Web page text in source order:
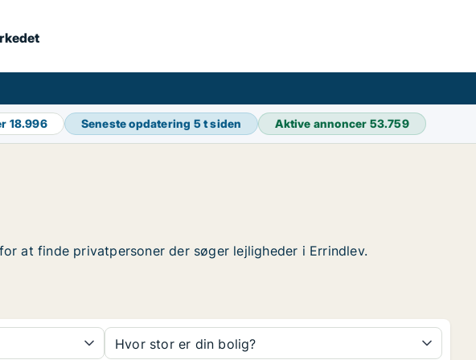
18.996 Seneste opdatering 5 t siden Aktive annoncer 53.759
at finde privatpersoner der søger lejligheder i Errindlev.
Hvor stor er din bolig?